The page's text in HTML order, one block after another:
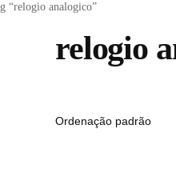
“relogio analogico”
relogio